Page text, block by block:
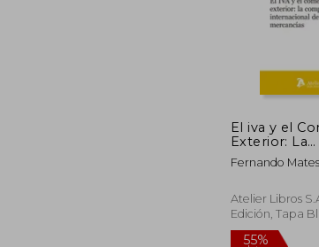
dcto.
El iva y el
Exterior: La
Compraventa
Fernando
Atelier Libros
Edición, Tapa
Nuevo